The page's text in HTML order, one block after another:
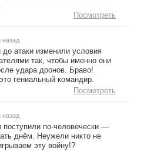
Посмотреть
назад
до атаки изменили условия
так, чтобы именно они
удара дронов. Браво!
гениальный командир.
Посмотреть
назад
поступили по-человечески —
днём. Неужели никто не
эту войну!?